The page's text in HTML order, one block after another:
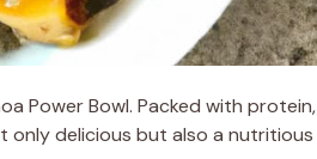
Power Bowl. Packed with protein,
only delicious but also a nutritious